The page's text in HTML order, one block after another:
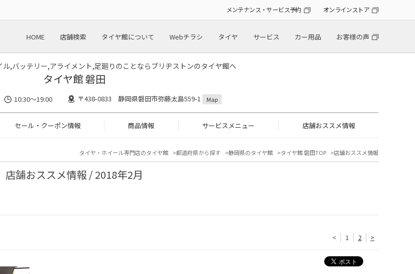
メンテナンス・サービス予約 オンラインストア
HOME 店舗検索 タイヤ館について Webチラシ タイヤ サービス カー用品 お客様の声
,バッテリー,アライメント,足廻りのことならブリヂストンのタイヤ館へ
タイヤ館 磐田
10:30～19:00 〒438-0833 静岡県磐田市弥藤太島559-1 Map
セール・クーポン情報 商品情報 サービスメニュー 店舗おススメ情報
タイヤ・ホイール専門店のタイヤ館 都道府県から探す 静岡県のタイヤ館 タイヤ館 磐田TOP 店舗おススメ情報
店舗おススメ情報 / 2018年2月
< 1 2 >